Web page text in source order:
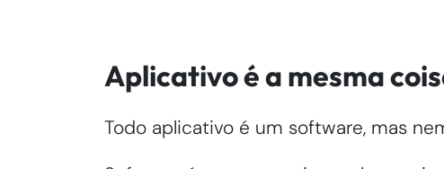
Aplicativo é a mesma
Todo aplicativo é um software, mas